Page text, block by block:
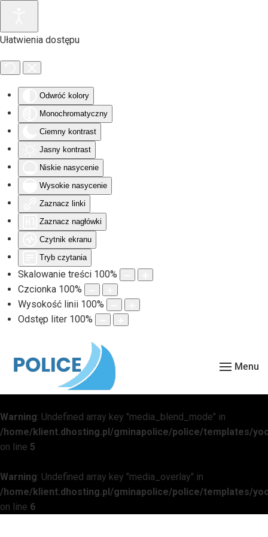
Ułatwienia dostępu
Odwróć kolory
Monochromatyczny
Ciemny kontrast
Jasny kontrast
Niskie nasycenie
Wysokie nasycenie
Zaznacz linki
Zaznacz nagłówki
Czytnik ekranu
Tryb czytania
Skalowanie treści 100%
Czcionka 100%
Wysokość linii 100%
Odstęp liter 100%
Przejdź do głównej treści
Menu
Warning: Undefined array key "media_blend_mode" in
/home/klient.dhosting.pl/gminapolice/police/templates/
on line 5
Warning: Undefined array key "media_overlay" in
/home/klient.dhosting.pl/gminapolice/police/templates/
on line 6